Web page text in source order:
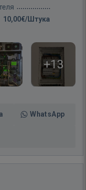
10,00€/Штука
+13
WhatsApp